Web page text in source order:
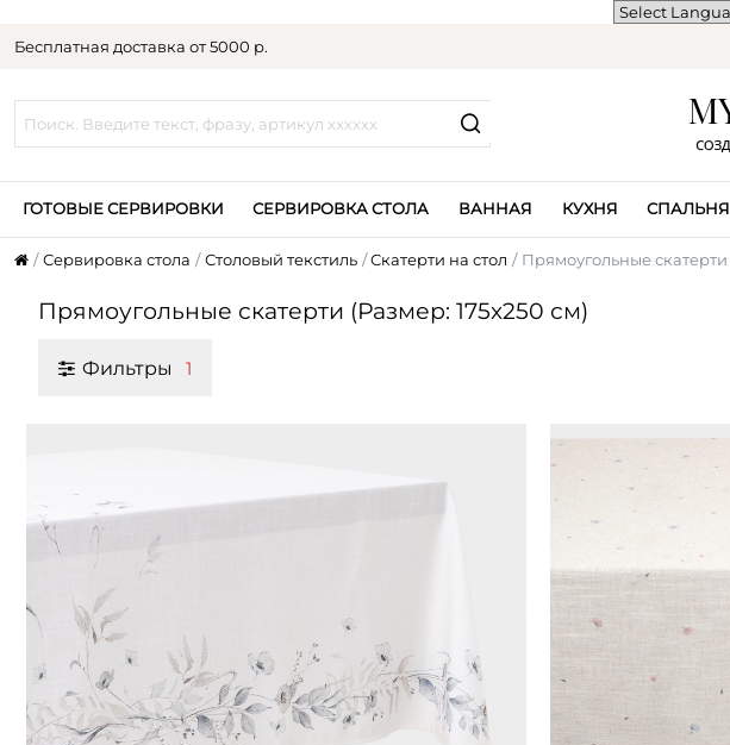
Бесплатная доставка от 5000 р.
ГОТОВЫЕ СЕРВИРОВКИ СЕРВИРОВКА СТОЛА ВАННАЯ КУХНЯ СПАЛЬНЯ
Сервировка стола Столовый текстиль Скатерти на стол Прямоугольные скатерти
Прямоугольные скатерти (Размер: 175х250 см)
Фильтры 1